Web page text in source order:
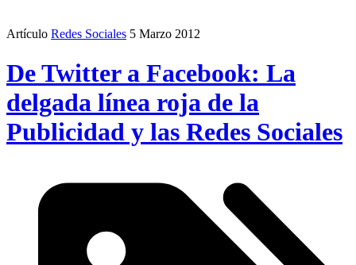
Artículo Redes Sociales 5 Marzo 2012
De Twitter a Facebook: La
delgada línea roja de la
Publicidad y las Redes Sociales